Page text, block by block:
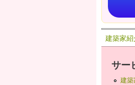
建築家
サー
建